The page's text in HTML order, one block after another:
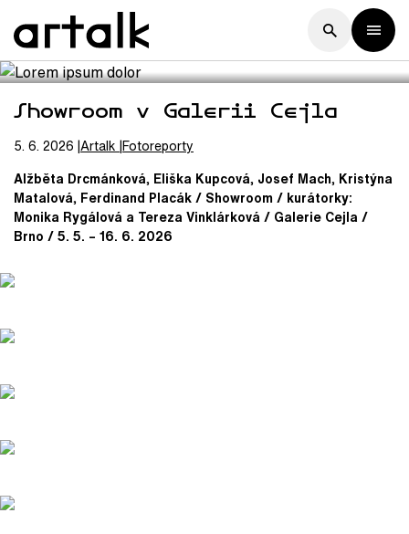
Showroom v Galerii Cejla
5. 6. 2026 Artalk Fotoreporty
Alžběta Drcmánková, Eliška Kupcová, Josef Mach, Kristýna
Matalová, Ferdinand Placák / Showroom / kurátorky:
Monika Rygálová a Tereza Vinklárková / Galerie Cejla /
Brno / 5. 5. – 16. 6. 2026